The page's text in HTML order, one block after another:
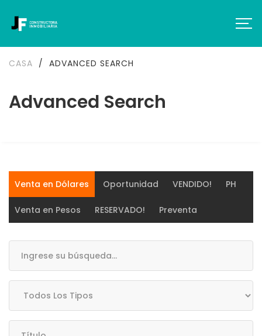
Advanced Search
CASA / ADVANCED SEARCH
Venta en Dólares Oportunidad VENDIDO! PH
Venta en Pesos RESERVADO! Preventa